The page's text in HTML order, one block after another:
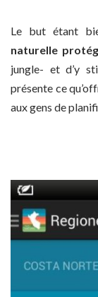
Le but étant
naturelle
jungle- et d’y
présente ce
aux gens de